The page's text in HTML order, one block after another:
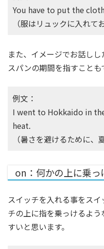
You have to put the
（服はリュックに入れて
また、イメージでお話し
スパンの期間を指すことも
例文：
I went to Hokkaido in
heat.
（暑さを避けるために、
on：何かの上に乗っ
スイッチを入れる事をス
チの上に指を乗っけるよ
すいと思います。